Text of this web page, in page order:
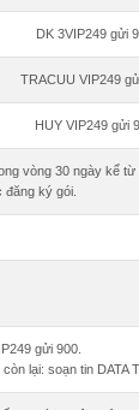
DK 3VIP249 gửi
TRACUU VIP249
HUY VIP249 gửi
vòng 30 ngày kể từ
ký gói.
gửi 900.
lại: soạn tin DATA